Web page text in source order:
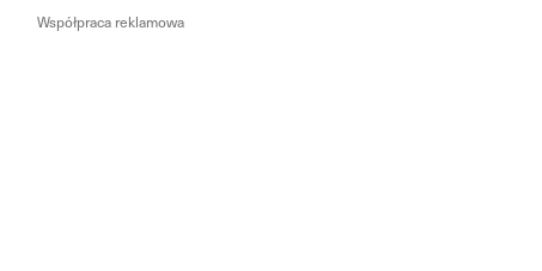
Współpraca reklamowa